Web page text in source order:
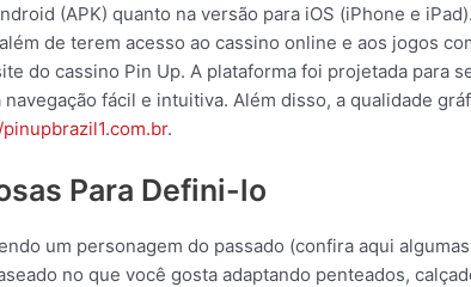
(APK) quanto na versão para iOS (iPhone e
de terem acesso ao cassino online e aos jogos
do cassino Pin Up. A plataforma foi projetada para
fácil e intuitiva. Além disso, a qualidade
.
Para Defini-lo
um personagem do passado (confira aqui
no que você gosta adaptando penteados,